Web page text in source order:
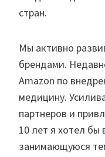
стран.
Мы активно
брендами.
Amazon по
медицину.
партнеров и
10 лет я хотел
занимающуюся